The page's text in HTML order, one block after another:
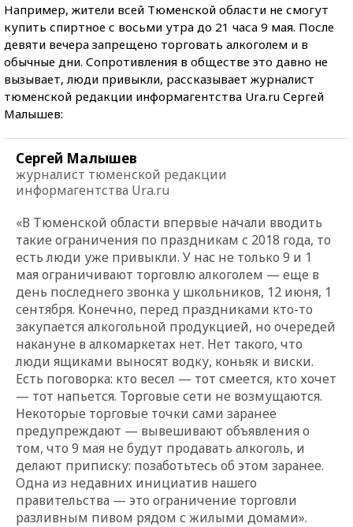
Например, жители всей Тюменской области не смогут
купить спиртное с восьми утра до 21 часа 9 мая. После
девяти вечера запрещено торговать алкоголем и в
обычные дни. Сопротивления в обществе это давно не
вызывает, люди привыкли, рассказывает журналист
тюменской редакции информагентства Ura.ru Сергей
Малышев:
Сергей Малышев
журналист тюменской редакции
информагентства Ura.ru
«В Тюменской области впервые начали вводить
такие ограничения по праздникам с 2018 года, то
есть люди уже привыкли. У нас не только 9 и 1
мая ограничивают торговлю алкоголем — еще в
день последнего звонка у школьников, 12 июня, 1
сентября. Конечно, перед праздниками кто-то
закупается алкогольной продукцией, но очередей
накануне в алкомаркетах нет. Нет такого, что
люди ящиками выносят водку, коньяк и виски.
Есть поговорка: кто весел — тот смеется, кто хочет
— тот напьется. Торговые сети не возмущаются.
Некоторые торговые точки сами заранее
предупреждают — вывешивают объявления о
том, что 9 мая не будут продавать алкоголь, и
делают приписку: позаботьтесь об этом заранее.
Одна из недавних инициатив нашего
правительства — это ограничение торговли
разливным пивом рядом с жилыми домами».